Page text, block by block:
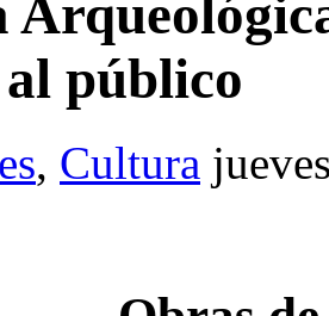
público
, Cultura